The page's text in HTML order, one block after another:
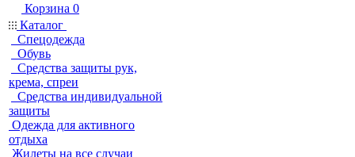
Корзина 0
Каталог
Спецодежда
Обувь
Средства защиты рук,
крема, спреи
Средства индивидуальной
защиты
Одежда для активного
отдыха
Жилеты на все случаи